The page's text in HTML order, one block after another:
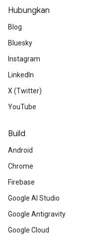
Hubungkan
Blog
Bluesky
Instagram
LinkedIn
X (Twitter)
YouTube
Build
Android
Chrome
Firebase
Google AI Studio
Google Antigravity
Google Cloud